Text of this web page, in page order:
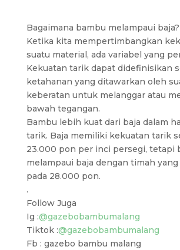
Bagaimana bambu melampaui baja?
Ketika kita mempertimbangkan
suatu material, ada variabel yang
Kekuatan tarik dapat didefinisikan
ketahanan yang ditawarkan oleh
keberatan untuk melanggar atau
bawah tegangan.
Bambu lebih kuat dari baja dalam
tarik. Baja memiliki kekuatan tarik
23.000 pon per inci persegi, tetapi
melampaui baja dengan timah
pada 28.000 pon.
.
Follow Juga
Ig :@gazebobambumalang
Tiktok :@gazebobambumalang
Fb : gazebo bambu malang